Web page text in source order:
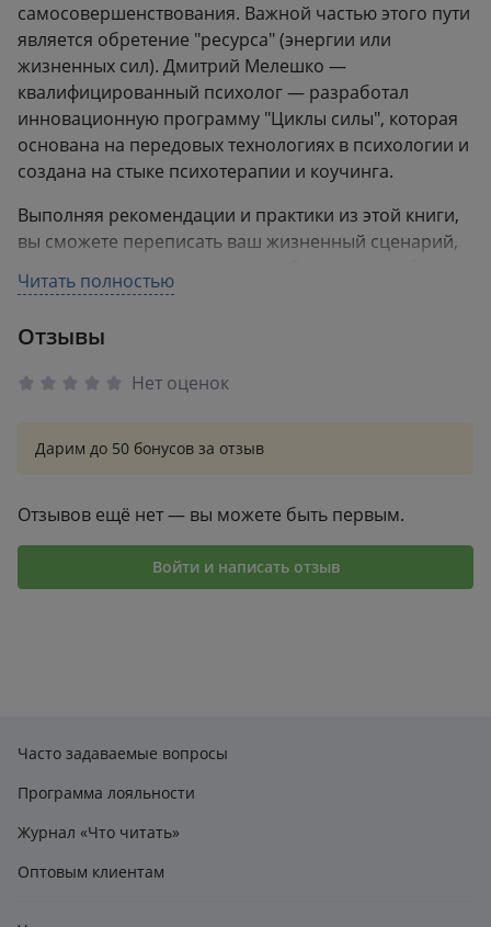
самосовершенствования. Важной частью этого пути
является обретение "ресурса" (энергии или
жизненных сил). Дмитрий Мелешко —
квалифицированный психолог — разработал
инновационную программу "Циклы силы", которая
основана на передовых технологиях в психологии и
создана на стыке психотерапии и коучинга.
Выполняя рекомендации и практики из этой книги,
вы сможете переписать ваш жизненный сценарий,
уверенность и энергию для преобразования вашей
убеждений, последствий негативного опыта, вы
обретете ресурс для изменений и сможете наконец-
то почувствовать себя счастливым, идти к целям и
Обретая уверенность в себе и своих силах, вы
построить зрелые отношения с самим собой и с
"Эта книга поможет тебе вернуть силу и направить
Читать полностью
Отзывы
Нет оценок
Дарим до 50 бонусов за отзыв
Отзывов ещё нет — вы можете быть первым.
Войти и написать отзыв
Часто задаваемые вопросы
Программа лояльности
Журнал «Что читать»
Оптовым клиентам